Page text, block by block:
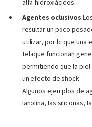
alfa-hidroxiácidos.
Agentes oclusivos
resultar un poco
utilizar, por lo que una
telaque funcionan
permitiendo que la
un efecto de shock.
Algunos ejemplos de
lanolina, las siliconas,